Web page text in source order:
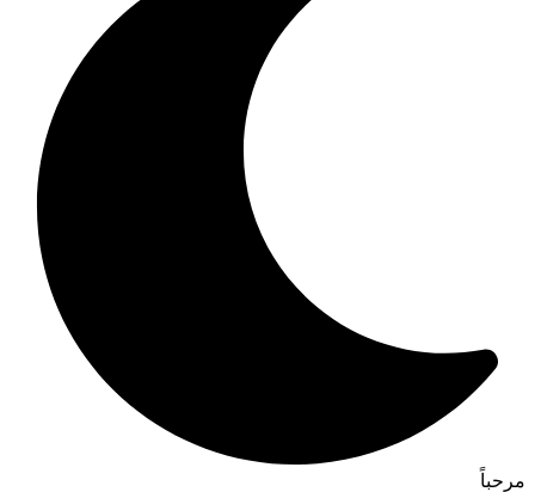
مرحباً